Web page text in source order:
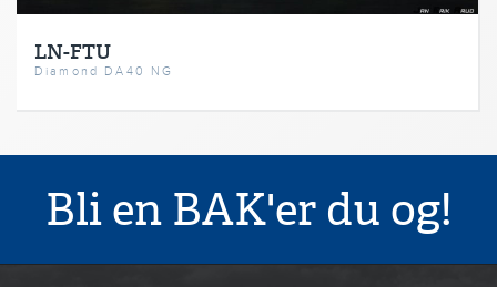
LN-FTU
Diamond DA40 NG
Bli en BAK'er du og!